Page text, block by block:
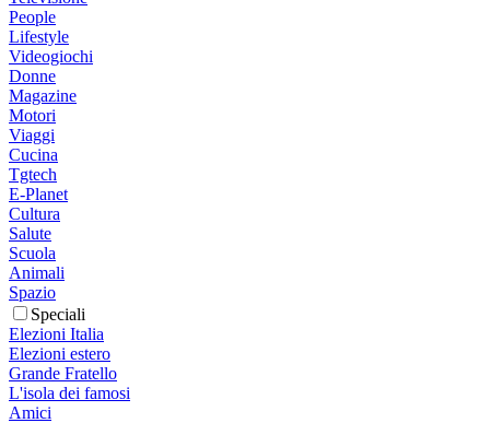
People
Lifestyle
Videogiochi
Donne
Magazine
Motori
Viaggi
Cucina
Tgtech
E-Planet
Cultura
Salute
Scuola
Animali
Spazio
Speciali
Elezioni Italia
Elezioni estero
Grande Fratello
L'isola dei famosi
Amici